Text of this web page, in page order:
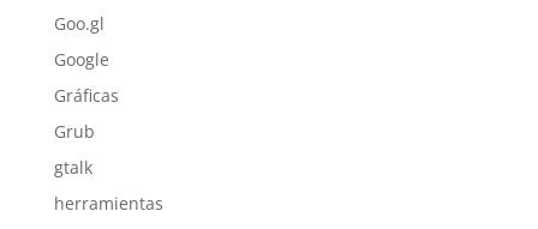
Goo.gl
Google
Gráficas
Grub
gtalk
herramientas